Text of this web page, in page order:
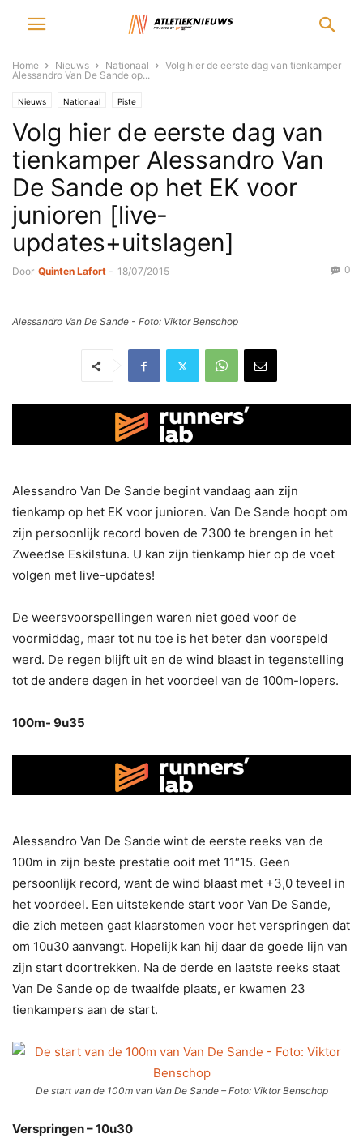
Home Nieuws Nationaal
Volg hier de eerste dag van tienkamper
Alessandro Van De Sande op...
Nieuws Nationaal Piste
Volg hier de eerste dag van
tienkamper Alessandro Van
De Sande op het EK voor
junioren [live-
updates+uitslagen]
Door Quinten Lafort - 18/07/2015 0
Alessandro Van De Sande - Foto: Viktor Benschop
Alessandro Van De Sande begint vandaag aan zijn
tienkamp op het EK voor junioren. Van De Sande hoopt om
zijn persoonlijk record boven de 7300 te brengen in het
Zweedse Eskilstuna. U kan zijn tienkamp hier op de voet
volgen met live-updates!
De weersvoorspellingen waren niet goed voor de
voormiddag, maar tot nu toe is het beter dan voorspeld
werd. De regen blijft uit en de wind blaast in tegenstelling
tot de andere dagen in het voordeel van de 100m-lopers.
100m- 9u35
Alessandro Van De Sande wint de eerste reeks van de
100m in zijn beste prestatie ooit met 11″15. Geen
persoonlijk record, want de wind blaast met +3,0 teveel in
het voordeel. Een uitstekende start voor Van De Sande,
die zich meteen gaat klaarstomen voor het verspringen dat
om 10u30 aanvangt. Hopelijk kan hij daar de goede lijn van
zijn start doortrekken. Na de derde en laatste reeks staat
Van De Sande op de twaalfde plaats, er kwamen 23
tienkampers aan de start.
De start van de 100m van Van De Sande – Foto: Viktor Benschop
Verspringen – 10u30